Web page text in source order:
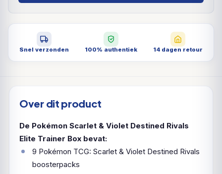
Snel verzonden 100% authentiek 14 dagen retour
Over dit product
De Pokémon Scarlet & Violet Destined Rivals
Elite Trainer Box bevat:
9 Pokémon TCG: Scarlet & Violet Destined Rivals
boosterpacks